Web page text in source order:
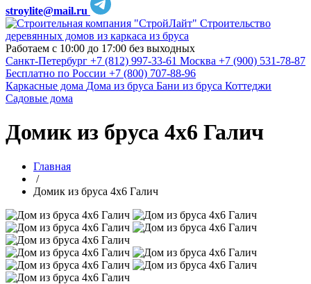
stroylite@mail.ru
Строительство
деревянных домов из каркаса из бруса
Работаем с 10:00 до 17:00 без выходных
Санкт-Петербург +7 (812) 997-33-61 Москва +7 (900) 531-78-87
Бесплатно по России +7 (800) 707-88-96
Каркасные дома Дома из бруса Бани из бруса Коттеджи
Садовые дома
Домик из бруса 4х6 Галич
Главная
/
Домик из бруса 4х6 Галич